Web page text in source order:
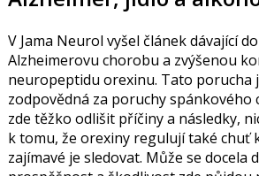
V Jama Neurol vyšel článek dávající
Alzheimerovu chorobu a zvýšenou
neuropeptidu orexinu. Tato porucha
zodpovědná za poruchy spánkového
zde těžko odlišit příčiny a následky,
k tomu, že orexiny regulují také chuť
zajímavé je sledovat. Může se docela